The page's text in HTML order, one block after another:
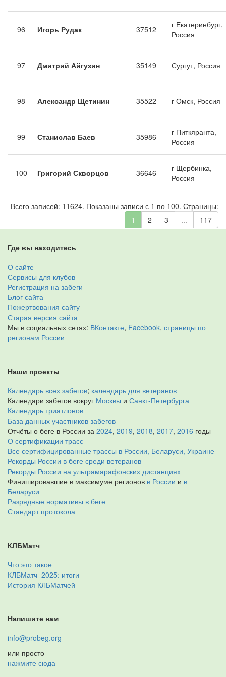
96 Игорь Рудак 37512
г Екатеринбург,
Россия
97 Дмитрий Айгузин 35149 Сургут, Россия
98 Александр Щетинин 35522 г Омск, Россия
99 Станислав Баев 35986
г Питкяранта,
Россия
100 Григорий Скворцов 36646
г Щербинка,
Россия
Всего записей: 11624. Показаны записи с 1 по 100. Страницы:
1
2 3 ... 117
Где вы находитесь
О сайте
Сервисы для клубов
Регистрация на забеги
Блог сайта
Пожертвования сайту
Старая версия сайта
Мы в социальных сетях: ВКонтакте, Facebook, страницы по
регионам России
Наши проекты
Календарь всех забегов; календарь для ветеранов
Календари забегов вокруг Москвы и Санкт-Петербурга
Календарь триатлонов
База данных участников забегов
Отчёты о беге в России за 2024, 2019, 2018, 2017, 2016 годы
О сертификации трасс
Все сертифицированные трассы в России, Беларуси, Украине
Рекорды России в беге среди ветеранов
Рекорды России на ультрамарафонских дистанциях
Финишировавшие в максимуме регионов в России и в
Беларуси
Разрядные нормативы в беге
Стандарт протокола
КЛБМатч
Что это такое
КЛБМатч–2025: итоги
История КЛБМатчей
Напишите нам
info@probeg.org
или просто
нажмите сюда